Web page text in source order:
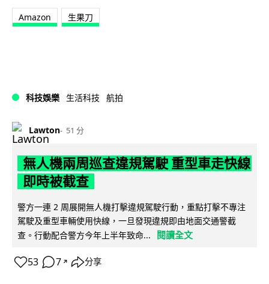
Amazon 生果刀
科技娛樂 生活科技 航拍
Lawton 51 分
無人機兩周巡查違規駕駛 重型車走快線
即時被截查
警方一連 2 周展開無人機打擊違規駕駛行動，重點打擊不專注
駕駛及重型車輛使用快線，一旦發現違規即由地面交通警截
查。行動配合警方今年上半年致命...
閱讀全文
53 7 ↗ 分享